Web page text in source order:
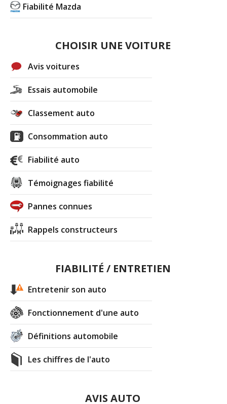
Fiabilité Mazda
CHOISIR UNE VOITURE
Avis voitures
Essais automobile
Classement auto
Consommation auto
Fiabilité auto
Témoignages fiabilité
Pannes connues
Rappels constructeurs
FIABILITÉ / ENTRETIEN
Entretenir son auto
Fonctionnement d'une auto
Définitions automobile
Les chiffres de l'auto
AVIS AUTO